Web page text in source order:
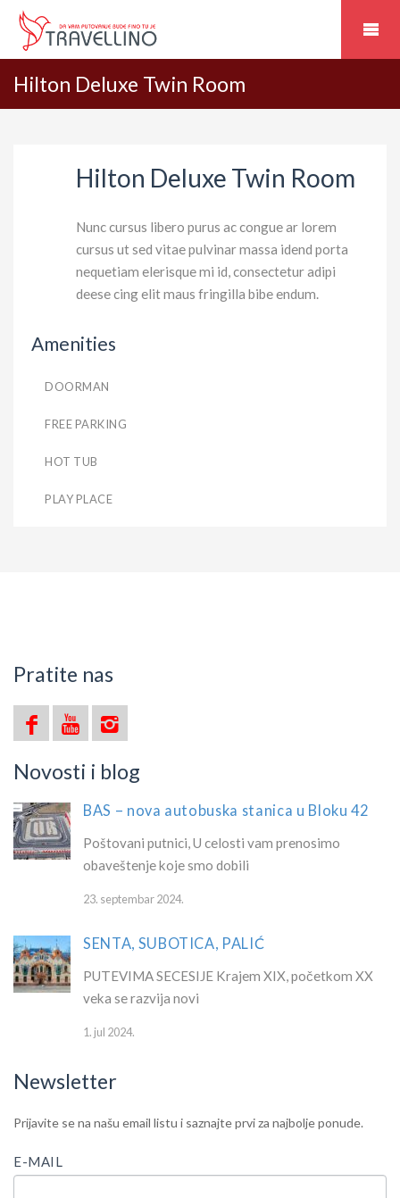
Hilton Deluxe Twin Room
Hilton Deluxe Twin Room
Nunc cursus libero purus ac congue ar lorem
cursus ut sed vitae pulvinar massa idend porta
nequetiam elerisque mi id, consectetur adipi
deese cing elit maus fringilla bibe endum.
Amenities
DOORMAN
FREE PARKING
HOT TUB
PLAY PLACE
Pratite nas
Novosti i blog
BAS – nova autobuska stanica u Bloku 42
Poštovani putnici, U celosti vam prenosimo
obaveštenje koje smo dobili
23. septembar 2024.
SENTA, SUBOTICA, PALIĆ
PUTEVIMA SECESIJE Krajem XIX, početkom XX
veka se razvija novi
1. jul 2024.
Newsletter
Newsletter
Prijavite se na našu email listu i saznajte prvi za najbolje ponude.
E-MAIL
IF
ARE
HUMAN,